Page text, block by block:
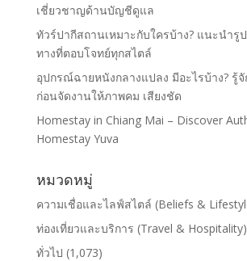
เชี่ยวชาญด้านบัญชีดูแล
ทัวร์ปากีสถานเหมาะกับใครบ้าง? แนะนำรู
ทางที่ตอบโจทย์ทุกสไตล์
อุปกรณ์ฉายหนังกลางแปลง มีอะไรบ้าง? รู้
ก่อนจัดงานให้ภาพคม เสียงชัด
Homestay in Chiang Mai – Discover
Homestay Yuva
หมวดหมู่
ความเชื่อและไลฟ์สไตล์ (Beliefs &
ท่องเที่ยวและบริการ (Travel & Hospitality)
ทั่วไป (1,073)